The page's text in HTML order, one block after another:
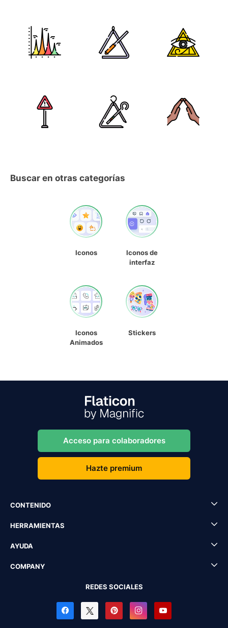
Buscar en otras categorías
Iconos
Iconos de
interfaz
Iconos
Animados
Stickers
Acceso para colaboradores
Hazte premium
CONTENIDO
HERRAMIENTAS
AYUDA
COMPANY
REDES SOCIALES